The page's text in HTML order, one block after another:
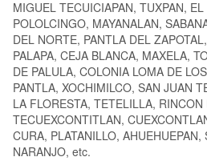
MIGUEL TECUICIAPAN, TUXPAN,
POLOLCINGO, MAYANALAN,
DEL NORTE, PANTLA DEL
PALAPA, CEJA BLANCA, MAXELA,
DE PALULA, COLONIA LOMA DE
PANTLA, XOCHIMILCO, SAN JUAN
LA FLORESTA, TETELILLA,
TECUEXCONTITLAN,
CURA, PLATANILLO,
NARANJO, etc.